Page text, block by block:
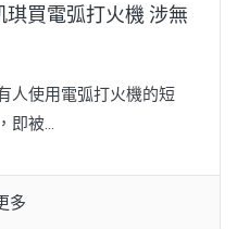
琪買電弧打火機 涉無
人使用電弧打火機的短
即被...
多